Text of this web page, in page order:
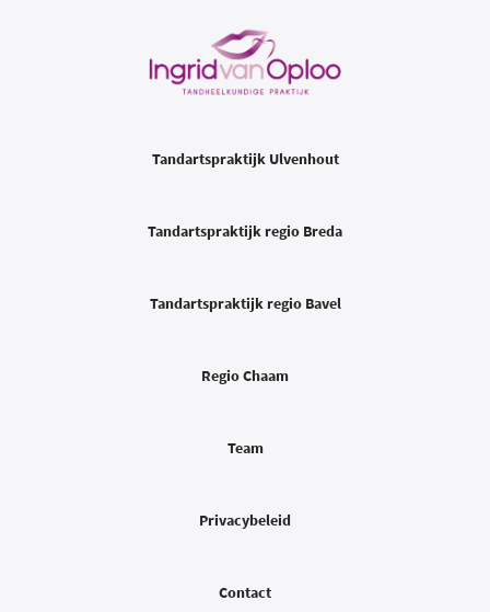
Tandartspraktijk Ulvenhout
Tandartspraktijk regio Breda
Tandartspraktijk regio Bavel
Regio Chaam
Team
Privacybeleid
Contact